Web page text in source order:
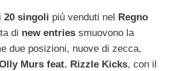
20 singoli più venduti nel Regno
di new entries smuovono la
due posizioni, nuove di zecca,
Murs feat. Rizzle Kicks, con il